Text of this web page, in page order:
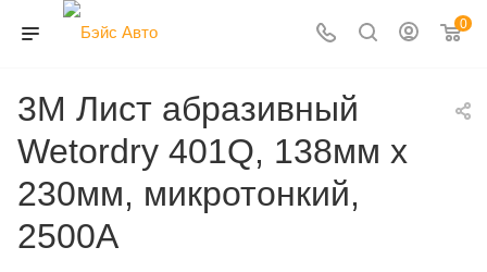
0
3M Лист абразивный
Wetordry 401Q, 138мм х
230мм, микротонкий,
2500A